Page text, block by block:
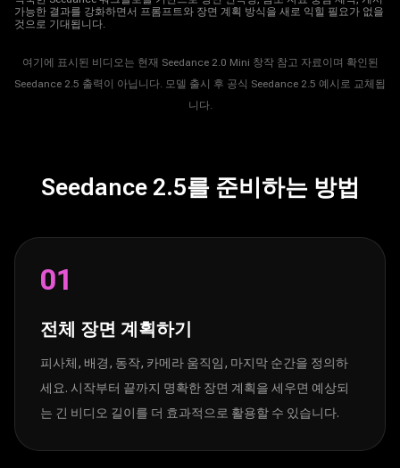
가능한 결과를 강화하면서 프롬프트와 장면 계획 방식을 새로 익힐 필요가 없을
것으로 기대됩니다.
여기에 표시된 비디오는 현재 Seedance 2.0 Mini 창작 참고 자료이며 확인된
Seedance 2.5 출력이 아닙니다. 모델 출시 후 공식 Seedance 2.5 예시로 교체됩
니다.
Seedance 2.5를 준비하는 방법
01
전체 장면 계획하기
피사체, 배경, 동작, 카메라 움직임, 마지막 순간을 정의하
세요. 시작부터 끝까지 명확한 장면 계획을 세우면 예상되
는 긴 비디오 길이를 더 효과적으로 활용할 수 있습니다.